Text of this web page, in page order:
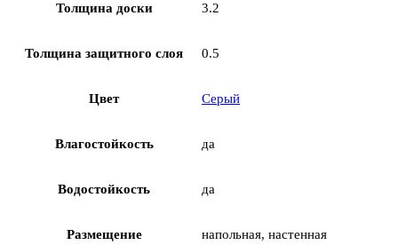
Толщина доски 3.2
Толщина защитного слоя 0.5
Цвет Серый
Влагостойкость да
Водостойкость да
Размещение напольная, настенная